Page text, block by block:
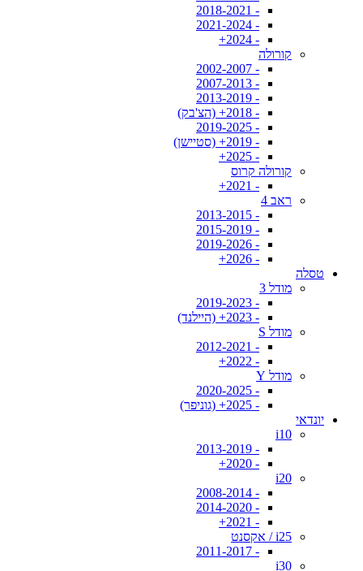
- 2018-2021
- 2021-2024
- 2024+
קורולה
- 2002-2007
- 2007-2013
- 2013-2019
- 2018+ (הצ'בק)
- 2019-2025
- 2019+ (סטיישן)
- 2025+
קורולה קרוס
- 2021+
ראב 4
- 2013-2015
- 2015-2019
- 2019-2026
- 2026+
טסלה
מודל 3
- 2019-2023
- 2023+ (היילנד)
מודל S
- 2012-2021
- 2022+
מודל Y
- 2020-2025
- 2025+ (גוניפר)
יונדאי
i10
- 2013-2019
- 2020+
i20
- 2008-2014
- 2014-2020
- 2021+
i25 / אקסנט
- 2011-2017
i30